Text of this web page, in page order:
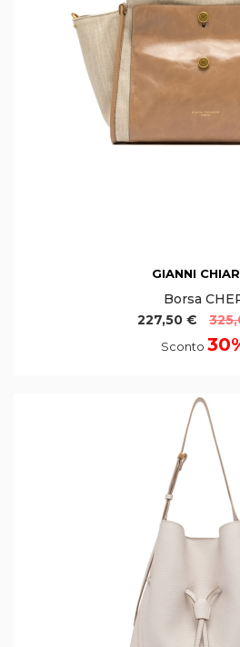
GIANNI
Borsa
227,50 €
Sconto